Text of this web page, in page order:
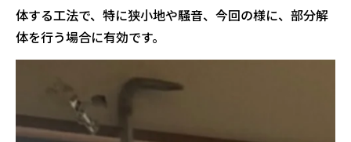
体する工法で、特に狭小地や騒音、今回の様に、部分解
体を行う場合に有効です。